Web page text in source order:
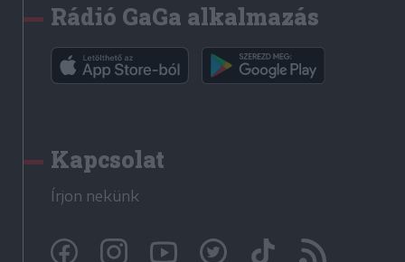
Rádió GaGa alkalmazás
Kapcsolat
Írjon nekünk